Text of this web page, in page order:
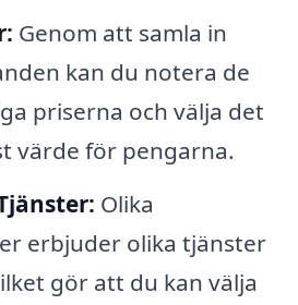
Genom att samla in
kan du notera de
priserna och välja det
värde för pengarna.
Olika
erbjuder olika tjänster
gör att du kan välja